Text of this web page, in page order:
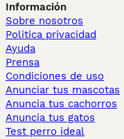
Información
Sobre nosotros
Politica privacidad
Ayuda
Prensa
Condiciones de uso
Anunciar tus mascotas
Anuncia tus cachorros
Anuncia tus gatos
Test perro ideal